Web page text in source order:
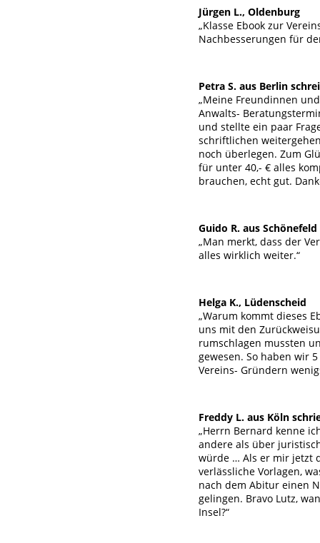
Jürgen L., Oldenburg
„Klasse Ebook zur
Nachbesserungen für
Petra S. aus Berlin
„Meine Freundinnen
Anwalts-
und stellte ein paar
schriftlichen
noch überlegen. Zum
für unter 40,- € alles
brauchen, echt gut.
Guido R. aus Schönefeld
„Man merkt, dass der
alles wirklich weiter.“
Helga K., Lüdenscheid
„Warum kommt dieses
uns mit den
rumschlagen mussten
gewesen. So haben wir
Vereins- Gründern
Freddy L. aus Köln
„Herrn Bernard kenne
andere als über
würde … Als er mir jetzt
verlässliche Vorlagen,
nach dem Abitur einen
gelingen. Bravo Lutz,
Insel?“